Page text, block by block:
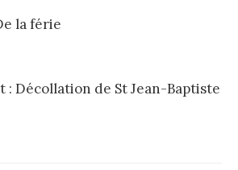
la férie
: Décollation de St Jean-Baptiste